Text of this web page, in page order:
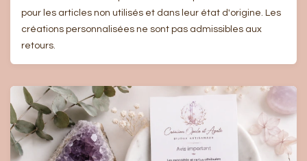
pour les articles non utilisés et dans leur état d'origine. Les
créations personnalisées ne sont pas admissibles aux
retours.